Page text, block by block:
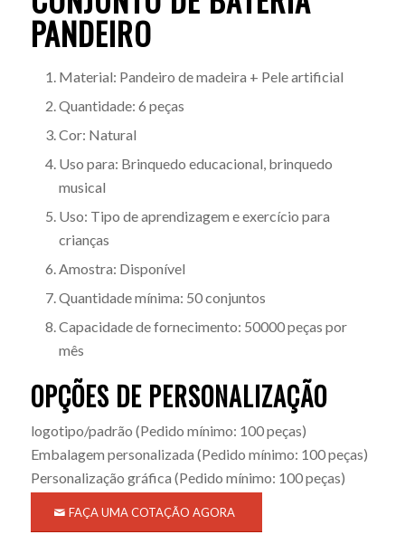
PANDEIRO
Material: Pandeiro de madeira + Pele artificial
Quantidade: 6 peças
Cor: Natural
Uso para: Brinquedo educacional, brinquedo
musical
Uso: Tipo de aprendizagem e exercício para
crianças
Amostra: Disponível
Quantidade mínima: 50 conjuntos
Capacidade de fornecimento: 50000 peças por
mês
OPÇÕES DE PERSONALIZAÇÃO
logotipo/padrão (Pedido mínimo: 100 peças)
Embalagem personalizada (Pedido mínimo: 100 peças)
Personalização gráfica (Pedido mínimo: 100 peças)
FAÇA UMA COTAÇÃO AGORA